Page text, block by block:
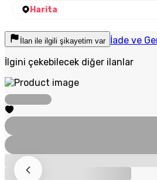
Harita
İlan ile ilgili şikayetim var İade ve
İlgini çekebilecek diğer ilanlar